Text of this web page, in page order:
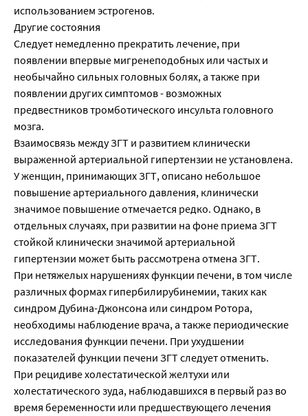
использованием эстрогенов.
Другие состояния
Следует немедленно прекратить лечение, при
появлении впервые мигренеподобных или частых и
необычайно сильных головных болях, а также при
появлении других симптомов - возможных
предвестников тромботического инсульта головного
мозга.
Взаимосвязь между ЗГТ и развитием клинически
выраженной артериальной гипертензии не установлена.
У женщин, принимающих ЗГТ, описано небольшое
повышение артериального давления, клинически
значимое повышение отмечается редко. Однако, в
отдельных случаях, при развитии на фоне приема ЗГТ
стойкой клинически значимой артериальной
гипертензии может быть рассмотрена отмена ЗГТ.
При нетяжелых нарушениях функции печени, в том числе
различных формах гипербилирубинемии, таких как
синдром Дубина-Джонсона или синдром Ротора,
необходимы наблюдение врача, а также периодические
исследования функции печени. При ухудшении
показателей функции печени ЗГТ следует отменить.
При рецидиве холестатической желтухи или
холестатического зуда, наблюдавшихся в первый раз во
время беременности или предшествующего лечения